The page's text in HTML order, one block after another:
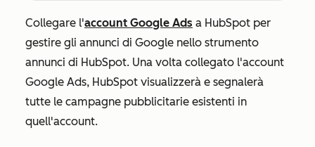
Collegare l'account Google Ads a HubSpot per
gestire gli annunci di Google nello strumento
annunci di HubSpot. Una volta collegato l'account
Google Ads, HubSpot visualizzerà e segnalerà
tutte le campagne pubblicitarie esistenti in
quell'account.